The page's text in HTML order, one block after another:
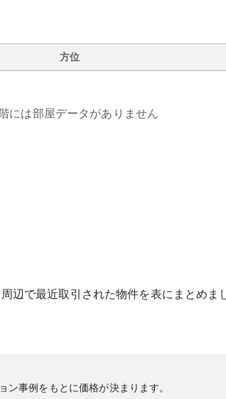
方位
には部屋データがありません
周辺で最近取引された物件を表にまとめま
事例をもとに価格が決まります。